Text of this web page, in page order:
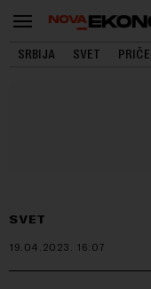
SRBIJA SVET
SVET
19.04.2023. 16:07